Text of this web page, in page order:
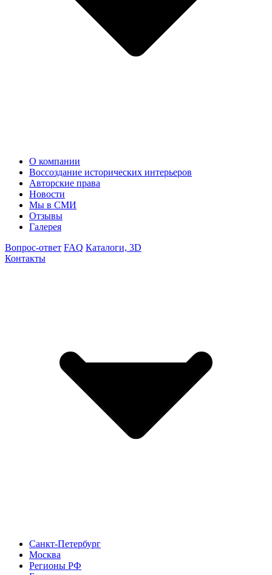
О компании
Воссоздание исторических интерьеров
Авторские права
Новости
Мы в СМИ
Отзывы
Галерея
Вопрос-ответ FAQ Каталоги, 3D
Контакты
Санкт-Петербург
Москва
Регионы РФ